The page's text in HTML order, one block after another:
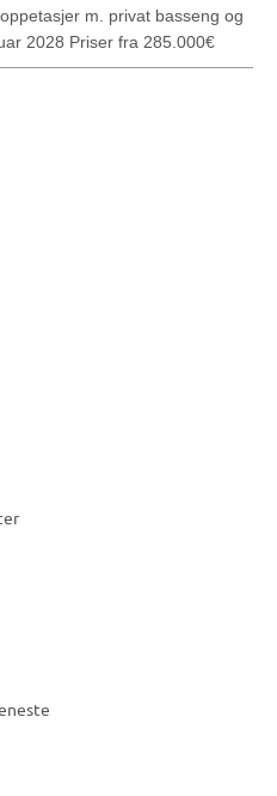
m. privat basseng og
2028 Priser fra 285.000€